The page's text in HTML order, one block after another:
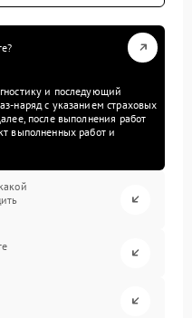
и последующий
наряд с указанием страховых
после выполнения работ
выполненных работ и